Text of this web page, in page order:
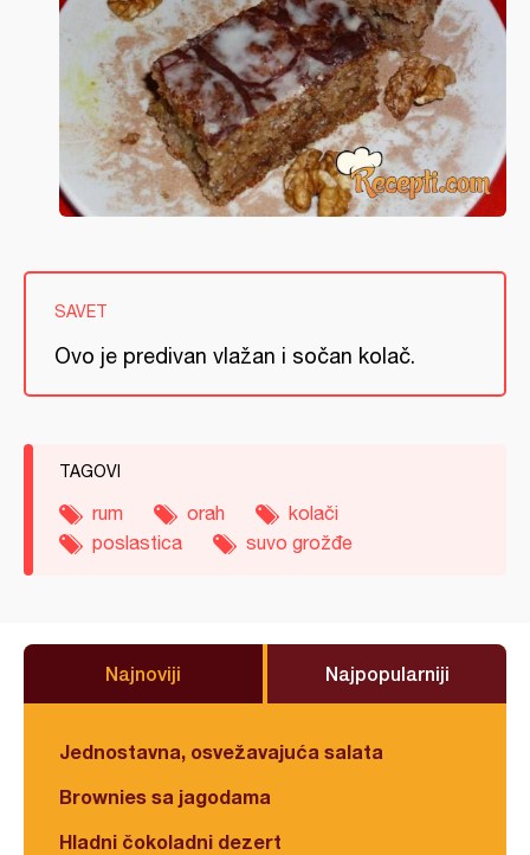
SAVET
Ovo je predivan vlažan i sočan kolač.
TAGOVI
rum orah
kolači
poslastica
suvo grožđe
Najnoviji Najpopularniji
Jednostavna, osvežavajuća salata
Brownies sa jagodama
Hladni čokoladni dezert